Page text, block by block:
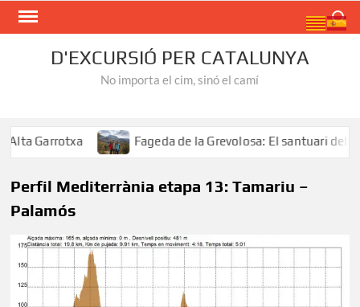
Skip
D'EXCURSIÓ PER CATALUNYA
No importa el cim, sinó el camí
Garrotxa Fageda de la Grevolosa: El santuari dels
Perfil Mediterrània etapa 13: Tamariu –
Palamós